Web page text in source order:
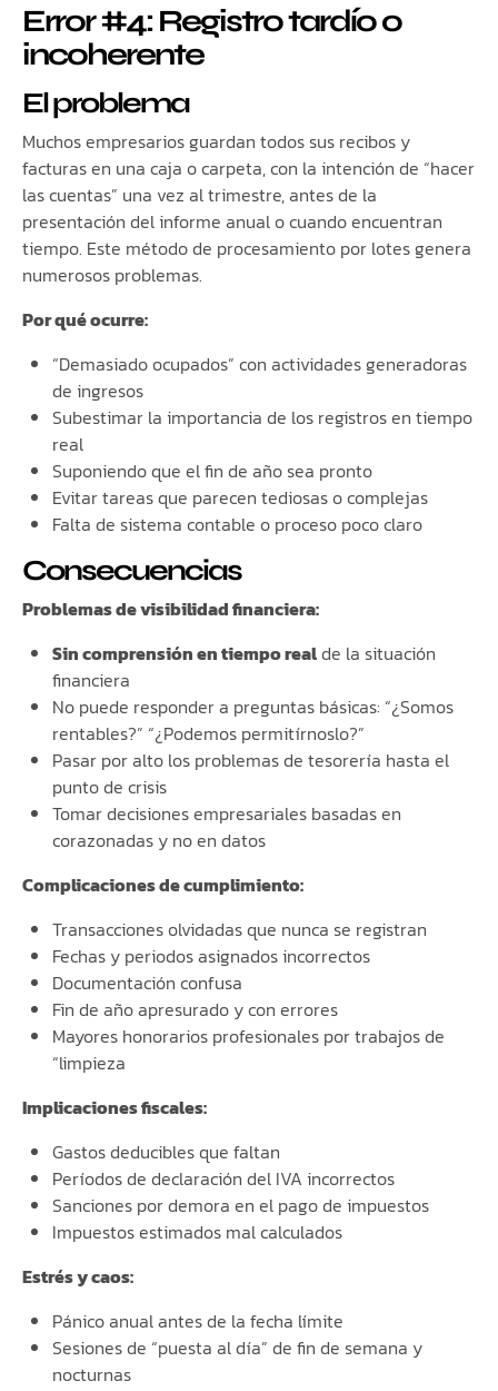
Error #4: Registro tardío o
incoherente
El problema
Muchos empresarios guardan todos sus recibos y
facturas en una caja o carpeta, con la intención de “hacer
las cuentas” una vez al trimestre, antes de la
presentación del informe anual o cuando encuentran
tiempo. Este método de procesamiento por lotes genera
numerosos problemas.
Por qué ocurre:
“Demasiado ocupados” con actividades generadoras
de ingresos
Subestimar la importancia de los registros en tiempo
real
Suponiendo que el fin de año sea pronto
Evitar tareas que parecen tediosas o complejas
Falta de sistema contable o proceso poco claro
Consecuencias
Problemas de visibilidad financiera:
Sin comprensión en tiempo realde la situación
financiera
No puede responder a preguntas básicas: “¿Somos
rentables?” “¿Podemos permitírnoslo?”
Pasar por alto los problemas de tesorería hasta el
punto de crisis
Tomar decisiones empresariales basadas en
corazonadas y no en datos
Complicaciones de cumplimiento:
Transacciones olvidadas que nunca se registran
Fechas y periodos asignados incorrectos
Documentación confusa
Fin de año apresurado y con errores
Mayores honorarios profesionales por trabajos de
“limpieza
Implicaciones fiscales:
Gastos deducibles que faltan
Períodos de declaración del IVA incorrectos
Sanciones por demora en el pago de impuestos
Impuestos estimados mal calculados
Estrés y caos:
Pánico anual antes de la fecha límite
Sesiones de “puesta al día” de fin de semana y
nocturnas